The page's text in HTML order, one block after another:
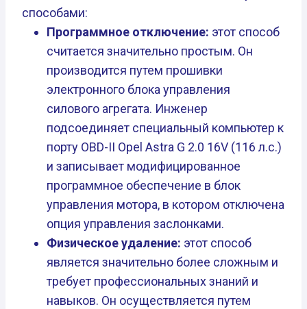
способами:
Программное отключение: этот способ
считается значительно простым. Он
производится путем прошивки
электронного блока управления
силового агрегата. Инженер
подсоединяет специальный компьютер к
порту OBD-II Opel Astra G 2.0 16V (116 л.с.)
и записывает модифицированное
программное обеспечение в блок
управления мотора, в котором отключена
опция управления заслонками.
Физическое удаление: этот способ
является значительно более сложным и
требует профессиональных знаний и
навыков. Он осуществляется путем